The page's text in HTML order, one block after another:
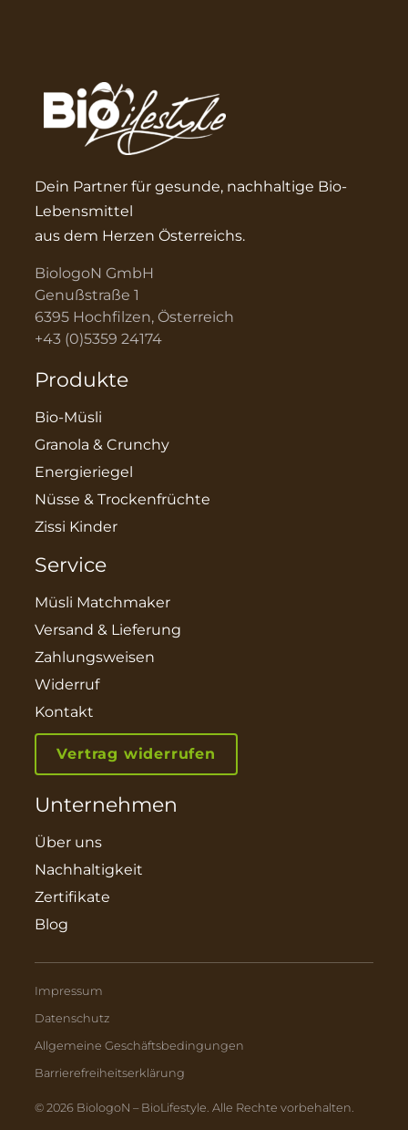
Dein Partner für gesunde, nachhaltige Bio-
Lebensmittel
aus dem Herzen Österreichs.
BiologoN GmbH
Genußstraße 1
6395 Hochfilzen, Österreich
+43 (0)5359 24174
Produkte
Bio-Müsli
Granola & Crunchy
Energieriegel
Nüsse & Trockenfrüchte
Zissi Kinder
Service
Müsli Matchmaker
Versand & Lieferung
Zahlungsweisen
Widerruf
Kontakt
Vertrag widerrufen
Unternehmen
Über uns
Nachhaltigkeit
Zertifikate
Blog
Impressum
Datenschutz
Allgemeine Geschäftsbedingungen
Barrierefreiheitserklärung
© 2026 BiologoN – BioLifestyle. Alle Rechte vorbehalten.